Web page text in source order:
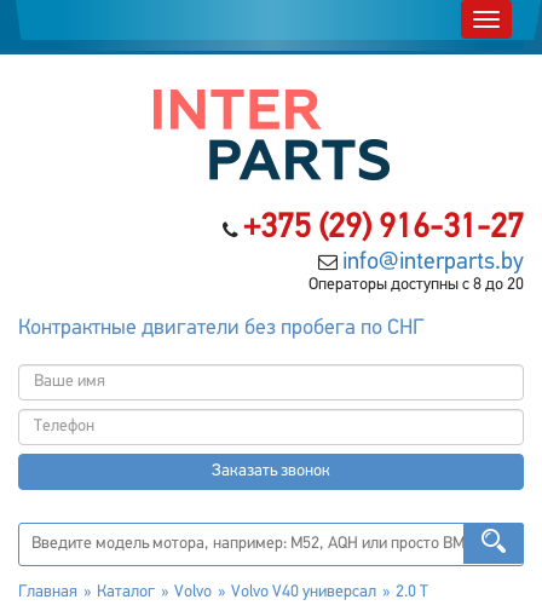
+375 (29) 916-31-27
info@interparts.by
Операторы доступны с 8 до 20
Контрактные двигатели без пробега по СНГ
Заказать звонок
Главная Каталог Volvo Volvo V40 универсал 2.0 T